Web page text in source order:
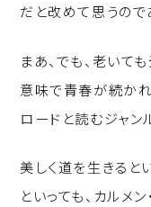
だと改めて思うので
まあ、でも、老いて
意味で青春が続かれ
ロードと読むジャン
美しく道を生きると
といっても、カルメ